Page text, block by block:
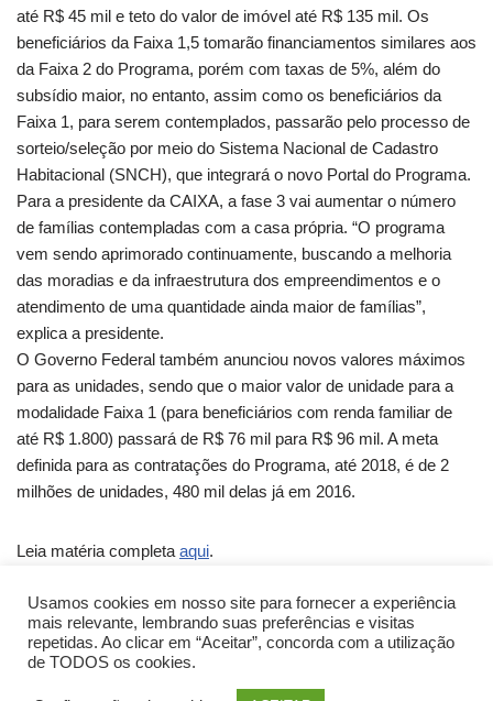
até R$ 45 mil e teto do valor de imóvel até R$ 135 mil. Os
beneficiários da Faixa 1,5 tomarão financiamentos similares aos
da Faixa 2 do Programa, porém com taxas de 5%, além do
subsídio maior, no entanto, assim como os beneficiários da
Faixa 1, para serem contemplados, passarão pelo processo de
sorteio/seleção por meio do Sistema Nacional de Cadastro
Habitacional (SNCH), que integrará o novo Portal do Programa.
Para a presidente da CAIXA, a fase 3 vai aumentar o número
de famílias contempladas com a casa própria. “O programa
vem sendo aprimorado continuamente, buscando a melhoria
das moradias e da infraestrutura dos empreendimentos e o
atendimento de uma quantidade ainda maior de famílias”,
explica a presidente.
O Governo Federal também anunciou novos valores máximos
para as unidades, sendo que o maior valor de unidade para a
modalidade Faixa 1 (para beneficiários com renda familiar de
até R$ 1.800) passará de R$ 76 mil para R$ 96 mil. A meta
definida para as contratações do Programa, até 2018, é de 2
milhões de unidades, 480 mil delas já em 2016.
Leia matéria completa aqui.
Fonte: Sinduscon-MG
Usamos cookies em nosso site para fornecer a experiência
mais relevante, lembrando suas preferências e visitas
repetidas. Ao clicar em “Aceitar”, concorda com a utilização
de TODOS os cookies.